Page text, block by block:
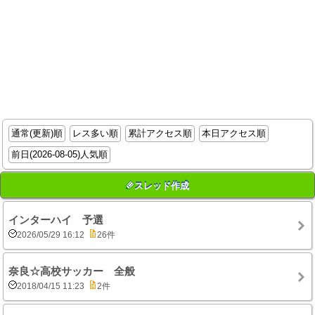
通常(更新)順 レス多い順 累計アクセス順
本日アクセス順
前日(2026-08-05)人気順
スレッド作成
インターハイ 予選
2026/05/29 16:12 26件
奈良☆高校サッカー 全般
2018/04/15 11:23 2件